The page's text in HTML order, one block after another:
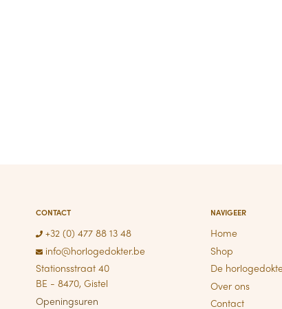
CONTACT
+32 (0) 477 88 13 48
info@horlogedokter.be
Stationsstraat 40
BE - 8470, Gistel
Openingsuren
NAVIGEER
Home
Shop
De
Over ons
Contact